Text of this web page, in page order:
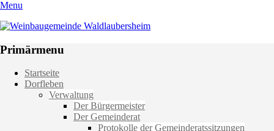
Menu
Weinbaugemeinde Waldlaubersheim
Primärmenu
Weiter
zum
Startseite
Dorfleben
Verwaltung
Der Bürgermeister
Der Gemeinderat
Protokolle der Gemeinderatssitzungen